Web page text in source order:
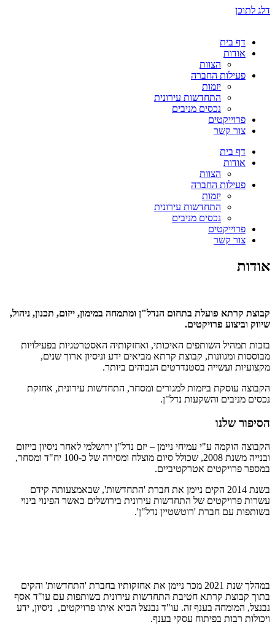
דלג לתוכן
דף בית
אודות
הצוות
פעילות החברה
יזמות
התחדשות עירונית
נכסים מניבים
פרוייקטים
צור קשר
דף בית
אודות
הצוות
פעילות החברה
יזמות
התחדשות עירונית
נכסים מניבים
פרוייקטים
צור קשר
אודות
קבוצת קרתא פועלת בתחום הנדל"ן ומתמחה במימון, ייזום, תכנון, ניהול,
שיווק וביצוע פרויקטים.
בזכות תמהיל השותפים האיכותי, ואחזקותיה האסטרטגיות בפעילויות
מבוססות ומגוונות, קבוצת קרתא מביאים ידע וניסיון ארוך שנים,
מקצועיות ועשייה בסטנדרטים הגבוהים ביותר.
הקבוצה עוסקת ביזמות למגורים ומסחר, התחדשות עירונית, אחזקת
נכסים מניבים והשקעות נדל"ן.
הסיפור שלנו
הקבוצה הוקמה ע"י עמיחי ניימן – יזם נדל"ן ירושלמי לאחר ניסיון בייזום
ובנייה משנת 2008, שכולל סיום מוצלח ומסירה של כ-100 יח"ד ומסחר,
במספר פרויקטים אטרקטיביים.
בשנת 2014 הקים ניימן את חברת 'התחדשות', שבאמצעותה קידם
עשרות פרויקטים של התחדשות עירונית בירושלים כאשר הפינוי בינוי
בשותפות עם חברת 'רוטשטיין נדל"ן'.
במהלך שנת 2021 מכר ניימן את אחזקותיו בחברת 'התחדשות' והקים
בתוך קבוצת קרתא חטיבת התחדשות עירונית בשותפות עם עו"ד אסף
נבנצל, המומחה בענף זה. עו"ד נבנצל הביא איתו פרויקטים, ניסיון, ידע
ויכולות רבות בפיתוח עסקי בענף.